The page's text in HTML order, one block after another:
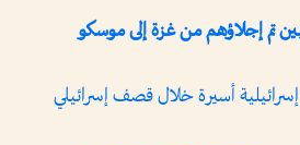
تم إجلاؤهم من غزة إلى موسكو
أسيرة خلال قصف إسرائيلي